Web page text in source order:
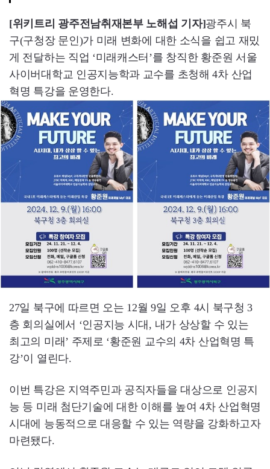
[위키트리 광주전남취재본부 노해섭 기자]광주시 북
구(구청장 문인)가 미래 변화에 대한 소식을 쉽고 재밌
게 전달하는 직업 ‘미래캐스터’를 창직한 황준원 서울
사이버대학교 인공지능학과 교수를 초청해 4차 산업
혁명 특강을 운영한다.
27일 북구에 따르면 오는 12월 9일 오후 4시 북구청 3
층 회의실에서 ‘인공지능 시대, 내가 상상할 수 있는
최고의 미래’ 주제로 ‘황준원 교수의 4차 산업혁명 특
강’이 열린다.
이번 특강은 지역주민과 공직자들을 대상으로 인공지
능 등 미래 첨단기술에 대한 이해를 높여 4차 산업혁명
시대에 능동적으로 대응할 수 있는 역량을 강화하고자
마련됐다.